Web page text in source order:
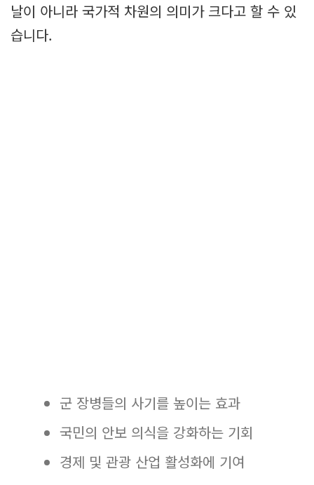
날이 아니라 국가적 차원의 의미가 크다고 할 수 있
습니다.
군 장병들의 사기를 높이는 효과
국민의 안보 의식을 강화하는 기회
경제 및 관광 산업 활성화에 기여